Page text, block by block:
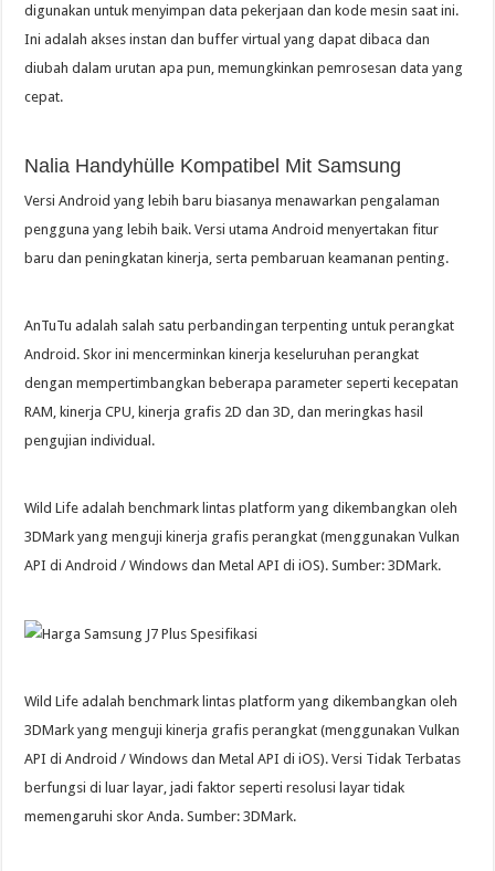
digunakan untuk menyimpan data pekerjaan dan kode mesin saat ini.
Ini adalah akses instan dan buffer virtual yang dapat dibaca dan
diubah dalam urutan apa pun, memungkinkan pemrosesan data yang
cepat.
Nalia Handyhülle Kompatibel Mit Samsung
Versi Android yang lebih baru biasanya menawarkan pengalaman
pengguna yang lebih baik. Versi utama Android menyertakan fitur
baru dan peningkatan kinerja, serta pembaruan keamanan penting.
AnTuTu adalah salah satu perbandingan terpenting untuk perangkat
Android. Skor ini mencerminkan kinerja keseluruhan perangkat
dengan mempertimbangkan beberapa parameter seperti kecepatan
RAM, kinerja CPU, kinerja grafis 2D dan 3D, dan meringkas hasil
pengujian individual.
Wild Life adalah benchmark lintas platform yang dikembangkan oleh
3DMark yang menguji kinerja grafis perangkat (menggunakan Vulkan
API di Android / Windows dan Metal API di iOS). Sumber: 3DMark.
Wild Life adalah benchmark lintas platform yang dikembangkan oleh
3DMark yang menguji kinerja grafis perangkat (menggunakan Vulkan
API di Android / Windows dan Metal API di iOS). Versi Tidak Terbatas
berfungsi di luar layar, jadi faktor seperti resolusi layar tidak
memengaruhi skor Anda. Sumber: 3DMark.